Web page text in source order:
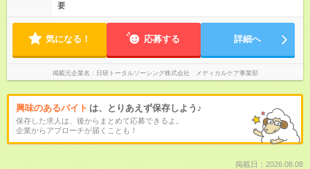
要
気になる！ 応募する 詳細へ
掲載元企業名 日研トータルソーシング株式会社 メディカルケア事業部
興味のあるバイト は、とりあえず保存しよう♪
保存した求人は、後からまとめて応募できるよ。
企業からアプローチが届くことも！
掲載日：2026.08.08